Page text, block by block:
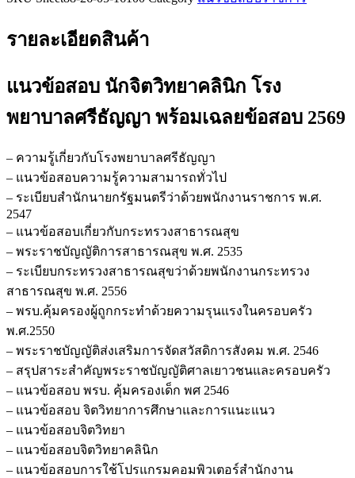
รายละเอียดสินค้า
แนวข้อสอบ นักจิตวิทยาคลินิก โรง
พยาบาลศรีธัญญา พร้อมเฉลยข้อสอบ 2569
– ความรู้เกี่ยวกับโรงพยาบาลศรีธัญญา
– แนวข้อสอบความรู้ความสามารถทั่วไป
– ระเบียบสำนักนายกรัฐมนตรีว่าด้วยพนักงานราชการ พ.ศ.
2547
– แนวข้อสอบเกี่ยวกับกระทรวงสาธารณสุข
– พระราชบัญญัติการสาธารณสุข พ.ศ. 2535
– ระเบียบกระทรวงสาธารณสุขว่าด้วยพนักงานกระทรวง
สาธารณสุข พ.ศ. 2556
– พรบ.คุ้มครองผู้ถูกกระทำด้วยความรุนแรงในครอบครัว
พ.ศ.2550
– พระราชบัญญัติส่งเสริมการจัดสวัสดิการสังคม พ.ศ. 2546
– สรุปสาระสำคัญพระราชบัญญัติศาลเยาวชนและครอบครัว
– แนวข้อสอบ พรบ. คุ้มครองเด็ก พศ 2546
– แนวข้อสอบ จิตวิทยาการศึกษาและการแนะแนว
– แนวข้อสอบจิตวิทยา
– แนวข้อสอบจิตวิทยาคลินิก
– แนวข้อสอบการใช้โปรแกรมคอมพิวเตอร์สำนักงาน